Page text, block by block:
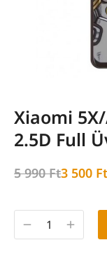
Xiaomi
2.5D Full
5 990Ft3 500 Ft